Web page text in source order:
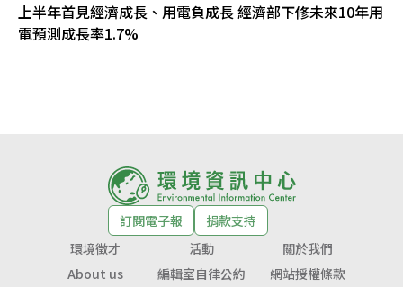
上半年首見經濟成長、用電負成長 經濟部下修未來10年用
電預測成長率1.7%
訂閱電子報
捐款支持
環境徵才
活動
關於我們
About us
編輯室自律公約 網站授權條款